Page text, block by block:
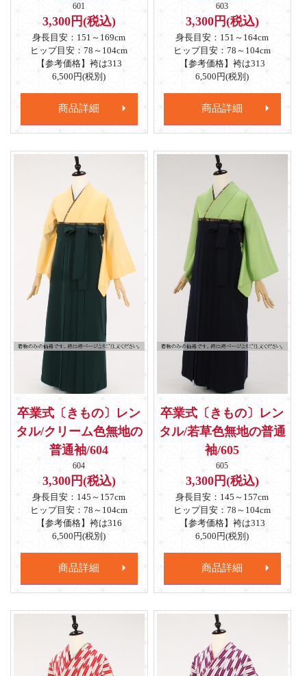
601
3,300円(税込)
身長目安：151～169cm
ヒップ目安：78～104cm
【参考価格】袴は313
6,500円(税別)
商品詳細
603
3,300円(税込)
身長目安：151～164cm
ヒップ目安：78～104cm
【参考価格】袴は313
6,500円(税別)
商品詳細
卒業式〔きもの〕レン
タル/クリーム色無地の
普通袖/604
604
3,300円(税込)
身長目安：145～157cm
ヒップ目安：78～104cm
【参考価格】袴は316
6,500円(税別)
商品詳細
卒業式〔きもの〕レン
タル/若草色無地の普通
袖/605
605
3,300円(税込)
身長目安：145～157cm
ヒップ目安：78～104cm
【参考価格】袴は313
6,500円(税別)
商品詳細